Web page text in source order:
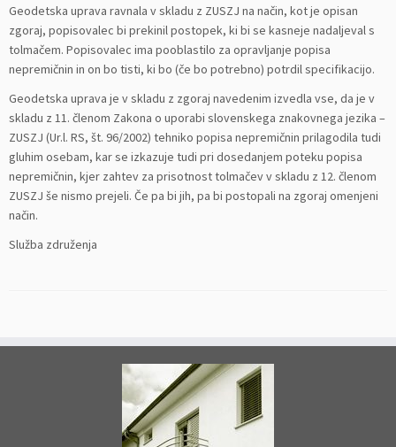
Geodetska uprava ravnala v skladu z ZUSZJ na način, kot je opisan
zgoraj, popisovalec bi prekinil postopek, ki bi se kasneje nadaljeval s
tolmačem. Popisovalec ima pooblastilo za opravljanje popisa
nepremičnin in on bo tisti, ki bo (če bo potrebno) potrdil specifikacijo.
Geodetska uprava je v skladu z zgoraj navedenim izvedla vse, da je v
skladu z 11. členom Zakona o uporabi slovenskega znakovnega jezika –
ZUSZJ (Ur.l. RS, št. 96/2002) tehniko popisa nepremičnin prilagodila tudi
gluhim osebam, kar se izkazuje tudi pri dosedanjem poteku popisa
nepremičnin, kjer zahtev za prisotnost tolmačev v skladu z 12. členom
ZUSZJ še nismo prejeli. Če pa bi jih, pa bi postopali na zgoraj omenjeni
način.
Služba združenja